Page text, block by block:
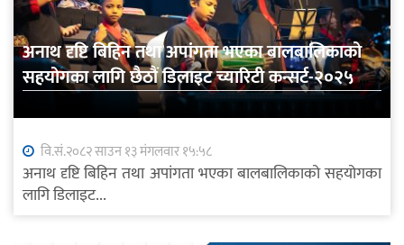
अनाथ दृष्टि बिहिन तथा अपांगता भएका बालबालिकाको
सहयोगका लागि छैठौं डिलाइट च्यारिटी कन्सर्ट-२०२५ का
झलकहरु (फोटो समाचार)
वि.सं.२०८२ साउन १३ मंगलवार १५:५८
अनाथ दृष्टि बिहिन तथा अपांगता भएका बालबालिकाको सहयोगका
लागि डिलाइट...